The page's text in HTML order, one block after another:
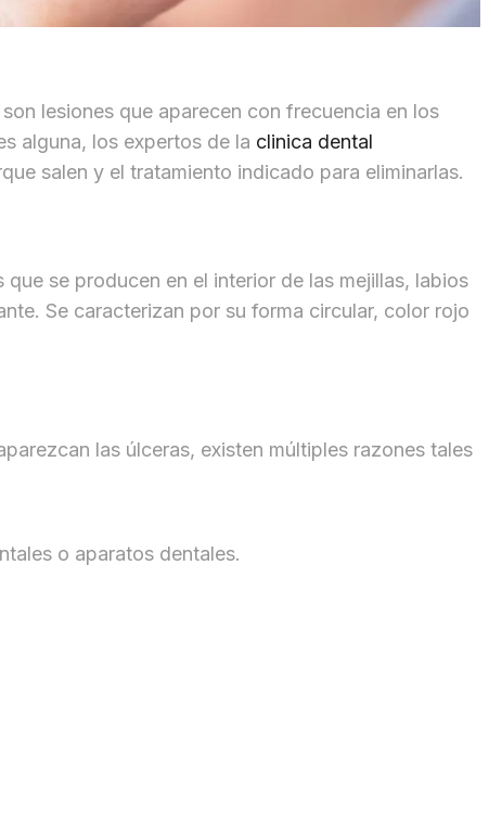
lesiones que aparecen con frecuencia en los
alguna, los expertos de la clinica dental
salen y el tratamiento indicado para eliminarlas.
que se producen en el interior de las mejillas, labios
Se caracterizan por su forma circular, color rojo
las úlceras, existen múltiples razones tales
o aparatos dentales.